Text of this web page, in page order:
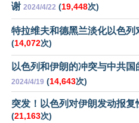
谢 2024/4/22 (19,448次)
特拉维夫和德黑兰淡化以色列
(14,072次)
以色列和伊朗的冲突与中共国
2024/4/19 (14,643次)
突发！以色列对伊朗发动报复
(21,163次)